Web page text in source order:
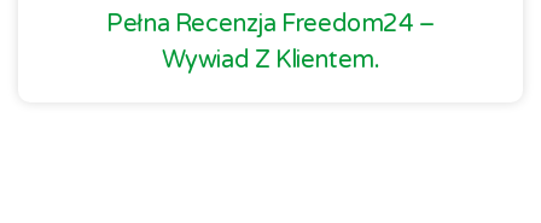
Pełna Recenzja Freedom24 –
Wywiad Z Klientem.